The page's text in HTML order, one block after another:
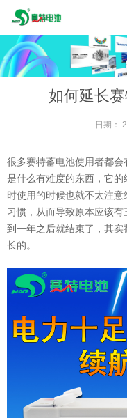
如何延长
日期：
很多赛特蓄电池使用者都
是什么有难度的东西，它
时使用的时候也就不太注
习惯，从而导致原本应该
到一年之后就结束了，其
长的。